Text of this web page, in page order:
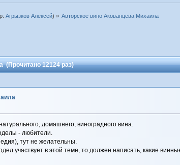
Агрызков Алексей) » Авторское вино Акованцева Михаила
(Прочитано 12124 раз)
домашнего, виноградного вина.
- любители.
тут не желательны.
участвует в этой теме, то должен написать, какие